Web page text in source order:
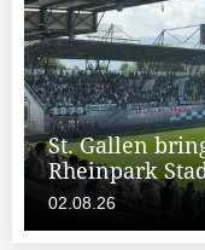
St. Gallen
Rheinpark
02.08.26